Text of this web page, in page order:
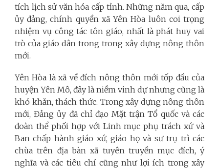
tích lịch sử văn hóa cấp tỉnh. Những năm qua, cấp
ủy đảng, chính quyền xã Yên Hòa luôn coi trọng
nhiệm vụ công tác tôn giáo, nhất là phát huy vai
trò của giáo dân trong trong xây dựng nông thôn
mới.
Yên Hòa là xã về đích nông thôn mới tốp đầu của
huyện Yên Mô, đây là niềm vinh dự nhưng cũng là
khó khǎn, thách thức. Trong xây dựng nông thôn
mới, Đảng ủy đã chỉ đạo Mặt trận Tổ quốc và các
đoàn thể phối hợp với Linh mục phụ trách xứ và
Ban chấp hành giáo xứ, giáo họ và sư trụ trì các
chùa trên địa bàn xã tuyên truyền mục đích, ý
nghĩa và các tiêu chí cũng như lợi ích trong xây